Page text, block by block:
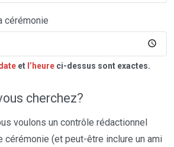
cérémonie
et l’heure ci-dessus sont exactes.
cherchez?
voulons un contrôle rédactionnel
cérémonie (et peut-être inclure un ami